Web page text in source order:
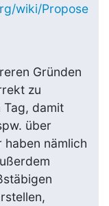
wiki/Propose
Gründen
zu
damit
über
haben nämlich